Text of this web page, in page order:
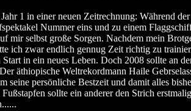
1 in einer neuen Zeitrechnung: Während
Nummer eins und zu einem
mir selbst große Sorgen. Nachdem mein
ich zwar endlich gennug Zeit richtig zu
in ein neues Leben. Doch 2008 sollte an
äthiopische Weltrekordmann Haile
seine persönliche Bestzeit und damit alles
sollte ein anderer den Strich